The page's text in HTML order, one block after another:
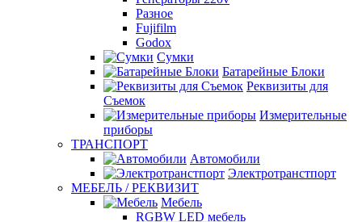
Разное
Fujifilm
Godox
Сумки
Батарейные Блоки
Реквизиты для
Съемок
Измерительные
приборы
ТРАНСПОРТ
Автомобили
Электротранстпорт
МЕБЕЛЬ / РЕКВИЗИТ
Мебель
RGBW LED мебель